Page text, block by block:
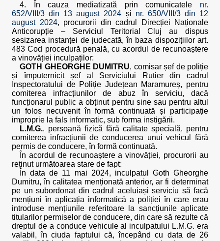
4. În cauza mediatizată prin comunicatele nr.
652/VIII/3 din 13 august 2024 și nr. 650/VIII/3 din 12
august 2024, procurorii din cadrul Direcției Naționale
Anticorupție – Serviciul Teritorial Cluj au dispus
sesizarea instanței de judecată, în baza dispozițiilor art.
483 Cod procedură penală, cu acordul de recunoaștere
a vinovăției inculpaților:
GOTH GHEORGHE DUMITRU, comisar șef de poliție
și împuternicit șef al Serviciului Rutier din cadrul
Inspectoratului de Poliție Județean Maramureș, pentru
comiterea infracțiunilor de abuz în serviciu, dacă
funcționarul public a obținut pentru sine sau pentru altul
un folos necuvenit în formă continuată și participație
improprie la fals informatic, sub forma instigării.
L.M.G., persoană fizică fără calitate specială, pentru
comiterea infracțiunii de conducerea unui vehicul fără
permis de conducere, în formă continuată.
În acordul de recunoaștere a vinovăției, procurorii au
reținut următoarea stare de fapt:
În data de 11 mai 2024, inculpatul Goth Gheorghe
Dumitru, în calitatea menționată anterior, ar fi determinat
pe un subordonat din cadrul aceluiași serviciu să facă
mențiuni în aplicația informatică a poliției în care erau
introduse mențiunile referitoare la sancțiunile aplicate
titularilor permiselor de conducere, din care să rezulte că
dreptul de a conduce vehicule al inculpatului L.M.G. era
valabil, în ciuda faptului că, începând cu data de 26